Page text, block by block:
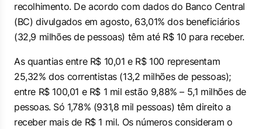
recolhimento. De acordo com dados do Banco Central
(BC) divulgados em agosto, 63,01% dos beneficiários
(32,9 milhões de pessoas) têm até R$ 10 para receber.
As quantias entre R$ 10,01 e R$ 100 representam
25,32% dos correntistas (13,2 milhões de pessoas);
entre R$ 100,01 e R$ 1 mil estão 9,88% – 5,1 milhões de
pessoas. Só 1,78% (931,8 mil pessoas) têm direito a
receber mais de R$ 1 mil. Os números consideram o